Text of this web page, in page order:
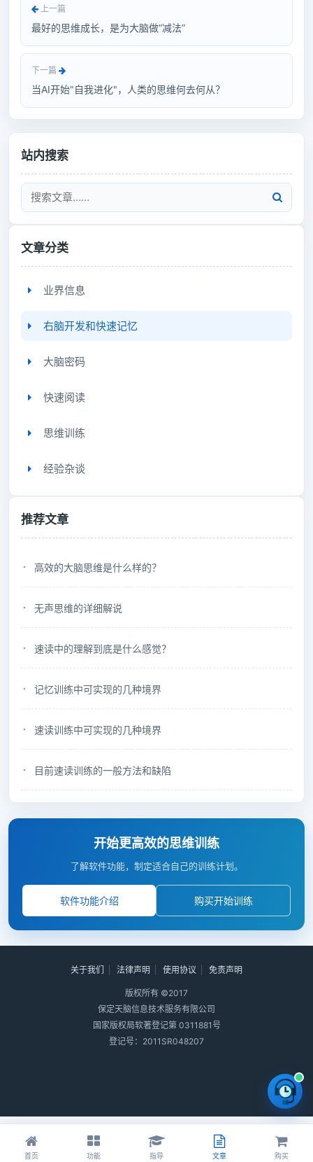
上一篇
最好的思维成长，是为大脑做“减法”
下一篇
当AI开始"自我进化"，人类的思维何去何从？
站内搜索
文章分类
业界信息
右脑开发和快速记忆
大脑密码
快速阅读
思维训练
经验杂谈
推荐文章
高效的大脑思维是什么样的？
无声思维的详细解说
速读中的理解到底是什么感觉？
记忆训练中可实现的几种境界
速读训练中可实现的几种境界
目前速读训练的一般方法和缺陷
开始更高效的思维训练
了解软件功能，制定适合自己的训练计划。
软件功能介绍 购买开始训练
关于我们 法律声明 使用协议 免责声明
版权所有 ©2017
保定天脑信息技术服务有限公司
国家版权局软著登记第 0311881号
登记号：2011SR048207
首页 功能 指导 文章 购买